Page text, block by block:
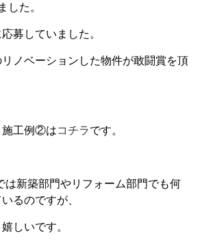
した。
募していました。
ノベーションした物件が敢闘賞を頂
施工例②はコチラです。
は新築部門やリフォーム部門でも何
るのですが、
しいです。